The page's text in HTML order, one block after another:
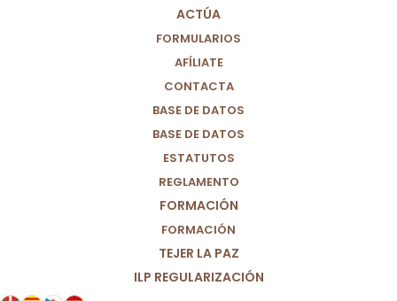
ACTÚA
FORMULARIOS
AFÍLIATE
CONTACTA
BASE DE DATOS
BASE DE DATOS
ESTATUTOS
REGLAMENTO
FORMACIÓN
FORMACIÓN
TEJER LA PAZ
ILP REGULARIZACIÓN